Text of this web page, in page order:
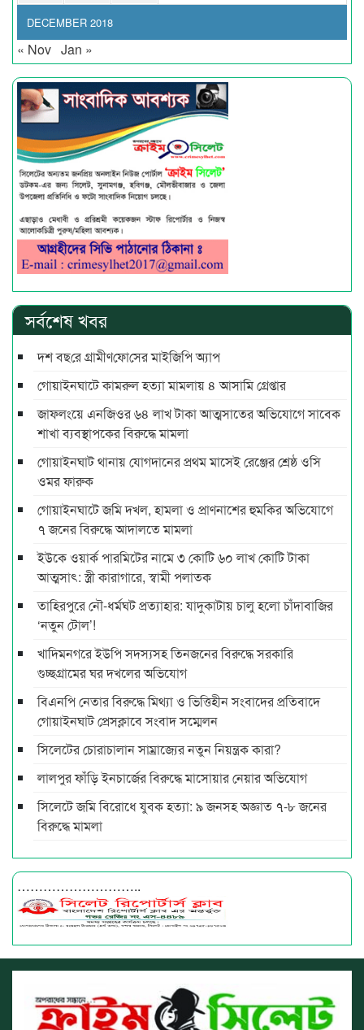
DECEMBER 2018
« Nov Jan »
সর্বশেষ খবর
দশ বছ‌রে গ্রামীণ‌ফো‌সের মাইজিপি অ্যাপ
গোয়াইনঘাটে কামরুল হত্যা মামলায় ৪ আসামি গ্রেপ্তার
জাফলংয়ে এনজিওর ৬৪ লাখ টাকা আত্মসাতের অভিযোগে সাবেক
শাখা ব্যবস্থাপকের বিরুদ্ধে মামলা
গোয়াইনঘাট থানায় যোগদানের প্রথম মাসেই রেঞ্জের শ্রেষ্ঠ ওসি
ওমর ফারুক
গোয়াইনঘাটে জমি দখল, হামলা ও প্রাণনাশের হুমকির অভিযোগে
৭ জনের বিরুদ্ধে আদালতে মামলা
ইউকে ওয়ার্ক পারমিটের নামে ৩ কোটি ৬০ লাখ কোটি টাকা
আত্মসাৎ: স্ত্রী কারাগারে, স্বামী পলাতক
তাহিরপুরে নৌ-ধর্মঘট প্রত্যাহার: যাদুকাটায় চালু হলো চাঁদাবাজির
‘নতুন টোল’!
খাদিমনগরে ইউপি সদস্যসহ তিনজনের বিরুদ্ধে সরকারি
গুচ্ছগ্রামের ঘর দখলের অভিযোগ
বিএনপি নেতার বিরুদ্ধে মিথ্যা ও ভিত্তিহীন সংবাদের প্রতিবাদে
গোয়াইনঘাট প্রেসক্লাবে সংবাদ সম্মেলন
সিলেটের চোরাচালান সাম্রাজ্যের নতুন নিয়ন্ত্রক কারা?
লালপুর ফাঁড়ি ইনচার্জের বিরুদ্ধে মাসোয়ার নেয়ার অভিযোগ
সিলেটে জমি বিরোধে যুবক হত্যা: ৯ জনসহ অজ্ঞাত ৭-৮ জনের
বিরুদ্ধে মামলা
………………………..